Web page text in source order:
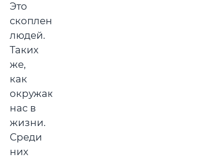
Это
скопление
людей.
Таких
же,
как
окружают
нас в
жизни.
Среди
них